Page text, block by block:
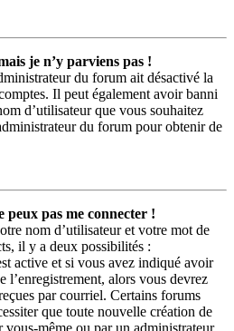
je n’y parviens pas !
du forum ait désactivé la
Il peut également avoir banni
d’utilisateur que vous souhaitez
du forum pour obtenir de
peux pas me connecter !
nom d’utilisateur et votre mot de
il y a deux possibilités :
active et si vous avez indiqué avoir
l’enregistrement, alors vous devrez
par courriel. Certains forums
que toute nouvelle création de
vous-même ou par un administrateur